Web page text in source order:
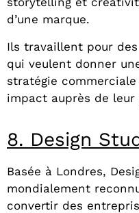
d’une marque.
Ils travaillent pour
qui veulent donner
stratégie
impact auprès de leur
8. Design
Basée à Londres,
mondialement
convertir des